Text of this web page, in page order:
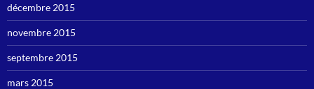
décembre 2015
novembre 2015
septembre 2015
mars 2015